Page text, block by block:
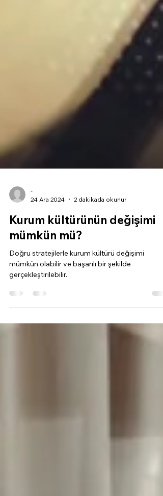
24 Ara 2024
2 dakikada okunur
Kurum kültürünün değişimi
mümkün mü?
Doğru stratejilerle kurum kültürü değişimi
gerçekleştirilebilir.